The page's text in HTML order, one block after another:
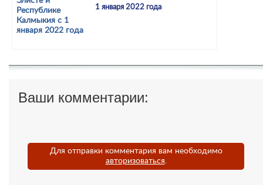
1 января 2022 года
Ваши комментарии:
Для отправки комментария вам необходимо
авторизоваться.